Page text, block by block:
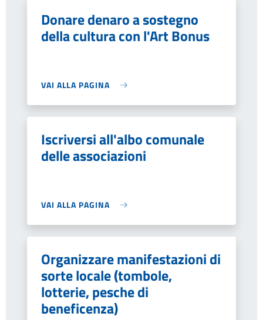
Donare denaro a sostegno
della cultura con l'Art Bonus
VAI ALLA PAGINA
Iscriversi all'albo comunale
delle associazioni
VAI ALLA PAGINA
Organizzare manifestazioni di
sorte locale (tombole,
lotterie, pesche di
beneficenza)